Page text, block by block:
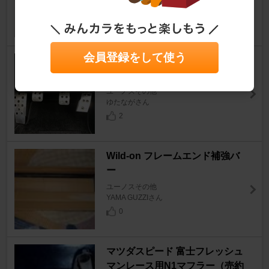
ユーノスその他
0
M2 INCORPORATED M2 1001
ABCペダル
ユーノスその他
ゆたながさん
2
Wild-on フレームエンド補強バ
ー
ユーノスその他
YAMA GUZZIさん
0
マツダスピード 富士フレッシュ
マンレース用N1マフラー（売約
会員登録をして使う